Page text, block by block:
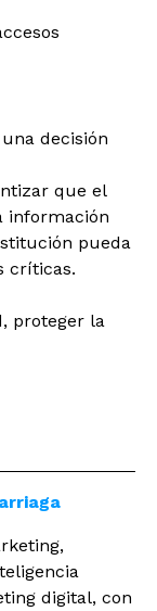
decisión
que el
información
pueda
críticas.
proteger la
digital, con